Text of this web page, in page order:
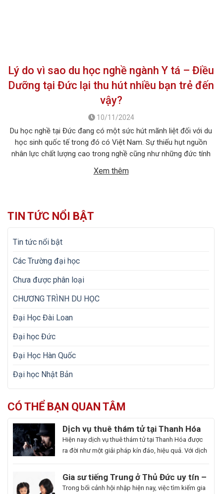
Lý do vì sao du học nghề ngành Y tá – Điều
Dưỡng tại Đức lại thu hút nhiều bạn trẻ đến
vậy?
10/11/2024
Du học nghề tại Đức đang có một sức hút mãnh liệt đối với du
học sinh quốc tế trong đó có Việt Nam. Sự thiếu hụt nguồn
nhân lực chất lượng cao trong nghề cũng như những đức tính
cao thị trường lựa chọn […]
Xem thêm
TIN TỨC NỔI BẬT
Tin tức nổi bật
Các Trường đại học
Chưa được phân loại
CHƯƠNG TRÌNH DU HỌC
Đại Học Đài Loan
Đại học Đức
Đại Học Hàn Quốc
Đại học Nhật Bản
CÓ THỂ BẠN QUAN TÂM
Dịch vụ thuê thám tử tại Thanh Hóa
uy tín và hoạt động 24/7
Hiện nay dịch vụ thuê thám tử tại Thanh Hóa được
ra đời như một giải pháp kín đáo, hiệu quả. Với dịch
thông tin cần thiết và bảo vệ cuộc sống, công việc
một cách chủ động. Để giúp bạn có thể hiểu rõ hơn
Gia sư tiếng Trung ở Thủ Đức uy tín –
Hoa Ngữ Đông Phương
Trong bối cảnh hội nhập hiện nay, việc tìm kiếm gia